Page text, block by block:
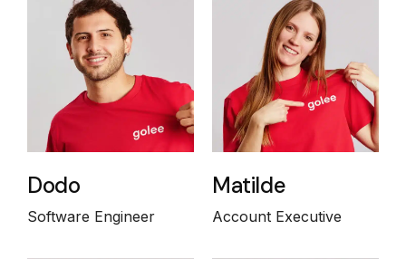
Dodo
Software Engineer
Matilde
Account Executive